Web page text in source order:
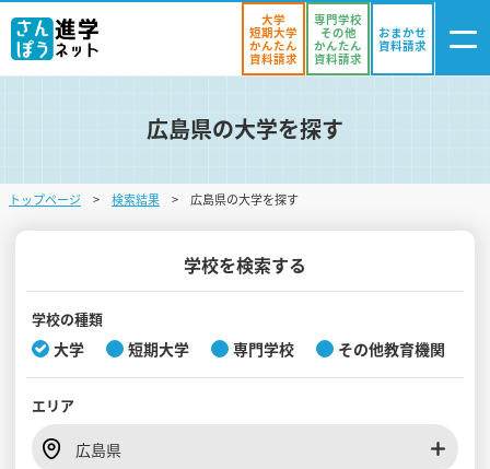
ログイン
・登録
気になる
学校を探す
オープンキャンパスを探す
入試・受験入門
大学
短期大学
かんたん
資料請求
専門学校
その他
かんたん
資料請求
おまかせ
資料請求
広島県の大学を探す
トップページ 検索結果 広島県の大学を探す
学校を検索する
学校の種類
大学 短期大学 専門学校 その他教育機関
エリア
広島県